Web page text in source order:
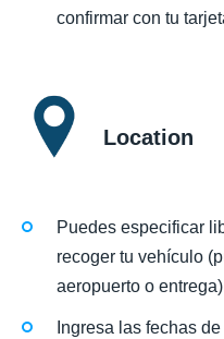
confirmar con tu
Location
Puedes especificar
recoger tu vehículo
aeropuerto o entrega)
Ingresa las fechas